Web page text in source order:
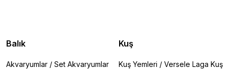
Balık
Akvaryumlar / Set Akvaryumlar
Kuş
Kuş Yemleri / Versele Laga Kuş